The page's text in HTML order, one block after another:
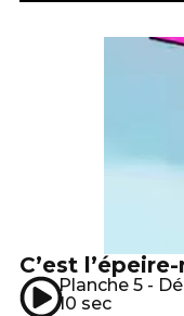
C’est
Planche 5 -
10 sec